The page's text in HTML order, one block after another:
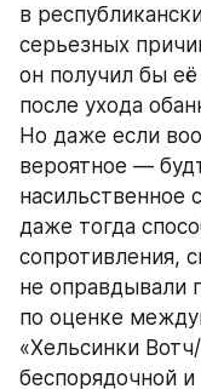
в
серьезных
он получил бы
после ухода
Но даже если
вероятное —
насильственное
даже тогда
сопротивления,
не оправдывали
по оценке
«Хельсинки
беспорядочной и